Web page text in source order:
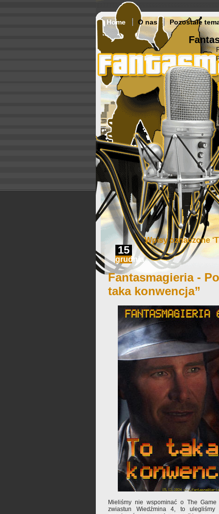
Home O nas Pozostałe
Wpisy oznaczone
15
grudnia
Fantasmagieria -
taka konwencja”
Mieliśmy nie wspominać o The
zwiastun Wiedźmina 4, to ulegliśmy